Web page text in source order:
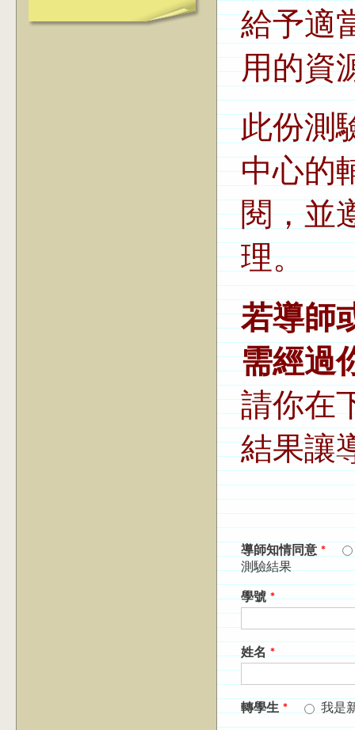
給予適
用的資
此份測
中心的
閱，並
理。
若導師
需經過
請你在
結果讓
導師知情同意 *
測驗結果
學號*
姓名*
轉學生 * 我是